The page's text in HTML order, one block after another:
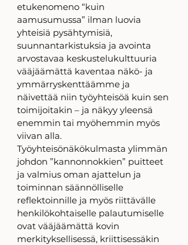
etukenomeno “kuin
aamusumussa” ilman luovia
yhteisiä pysähtymisiä,
suunnantarkistuksia ja avointa
arvostavaa keskustelukulttuuria
vääjäämättä kaventaa näkö- ja
ymmärryskenttäämme ja
näivettää niin työyhteisöä kuin sen
toimijoitakin – ja näkyy yleensä
enemmin tai myöhemmin myös
viivan alla.
Työyhteisönäkökulmasta ylimmän
johdon ”kannonnokkien” puitteet
ja valmius oman ajattelun ja
toiminnan säännölliselle
reflektoinnille ja myös riittävälle
henkilökohtaiselle palautumiselle
ovat vääjäämättä kovin
merkityksellisessä, kriittisessäkin